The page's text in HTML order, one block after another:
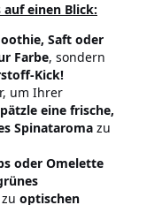
einen Blick:
Saft oder
Farbe, sondern
Kick!
um Ihrer
eine frische,
Spinataroma zu
oder Omelette
optischen